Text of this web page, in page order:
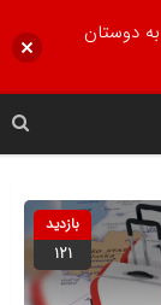
بازدید
121
دوستان